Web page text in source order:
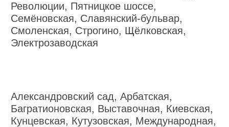
Революции, Пятницкое шоссе,
Семёновская, Славянский-бульвар,
Смоленская, Строгино, Щёлковская,
Электрозаводская
Александровский сад, Арбатская,
Багратионовская, Выставочная, Киевская,
Кунцевская, Кутузовская, Международная,